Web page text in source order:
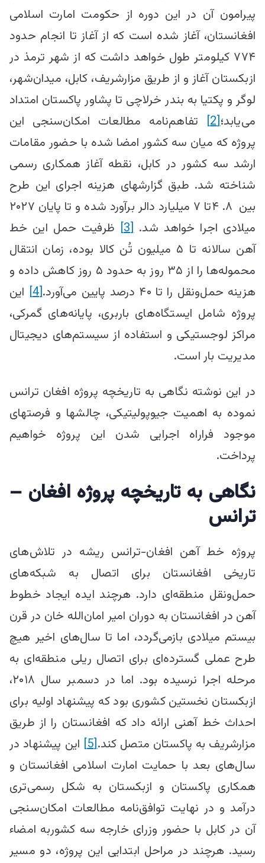
پیرامون آن در این دوره از حکومت امارت اسلامی
افغانستان، آغاز شده است که از آغاز تا انجام حدود
۷۷۴ کیلومتر طول خواهد داشت که از شهر ترمذ در
ازبکستان آغاز و از طریق مزارشریف، کابل، میدان‌شهر،
لوگر و پکتیا به بندر خرلاچی تا پشاور پاکستان امتداد
می‌یابد؛[2]
تفاهم‌نامه مطالعات امکان‌سنجی این
پروژه که میان سه کشور امضا شده با حضور مقامات
ارشد سه کشور در کابل، نقطه آغاز همکاری رسمی
شناخته شد. طبق گزارش‎های هزینه اجرای این طرح
بین ۸. ۴تا ۷ میلیارد دالر برآورد شده و تا پایان ۲۰۲۷
میلادی اجرا خواهد شد.[3]
ظرفیت حمل این خط
آهن سالانه تا ۵ میلیون تُن کالا بوده، زمان انتقال
محموله‌ها را از ۳۵ روز به حدود ۵ روز کاهش داده و
هزینه حمل‌ونقل را تا ۴۰ درصد پایین می‌آورد.
[4]
این
پروژه شامل ایستگاه‌های باربری، پایانه‌های گمرکی،
مراکز لوجستیکی و استفاده از سیستم‌های دیجیتال
مدیریت بار است.
در این نوشته نگاهی به تاریخچه پروژه افغان ترانس
نموده به اهمیت جیوپولیتیکی، چالش‎ها و فرصت‎های
موجود فراراه اجرایی شدن این پروژه خواهیم
پرداخت.
نگاهی به تاریخچه پروژه افغان –
ترانس
پروژه خط آهن افغان-ترانس ریشه در تلاش‌های
تاریخی افغانستان برای اتصال به شبکه‌های
حمل‌ونقل منطقه‌ای دارد. هرچند ایده ایجاد خطوط
آهن در افغانستان به دوران امیر امان‌الله خان در قرن
بیستم میلادی بازمی‌گردد، اما تا سال‌های اخیر هیچ
طرح عملی گسترده‌ای برای اتصال ریلی منطقه‌ای به
مرحله اجرا نرسیده بود. اما در دسمبر سال ۲۰۱۸،
ازبکستان نخستین کشوری بود که پیشنهاد اولیه برای
احداث خط آهنی ارائه داد که افغانستان را از طریق
مزارشریف به پاکستان متصل کند.[5]
این پیشنهاد در
سال‌های بعد با حمایت امارت اسلامی افغانستان و
همکاری پاکستان و ازبکستان به شکل رسمی‌تری
درآمد و در نهایت توافق‌نامه مطالعات امکان‌سنجی
آن در کابل با حضور وزرای خارجه سه کشوربه امضاء
رسید. هرچند در مراحل ابتدایی این پروژه، دو مسیر